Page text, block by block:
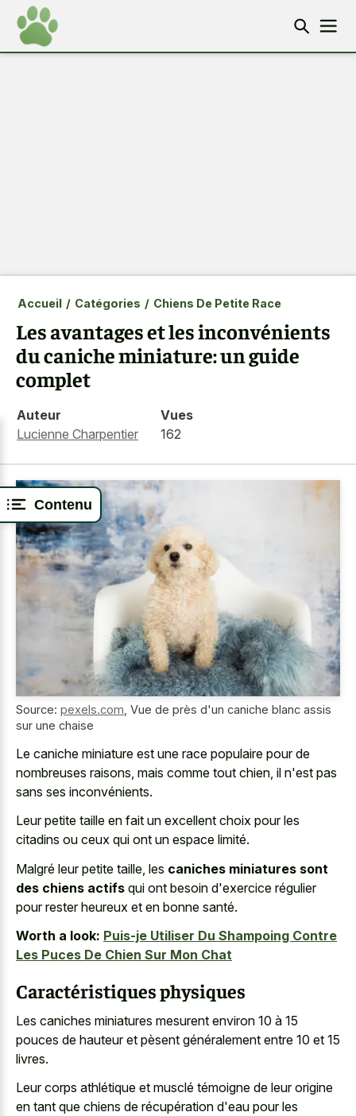
Contenu
Accueil / Catégories / Chiens De Petite Race
Les avantages et les inconvénients
du caniche miniature: un guide
complet
Auteur
Lucienne Charpentier
Vues
162
Source: pexels.com Vue de près d'un caniche blanc assis
sur une chaise
Le caniche miniature est une race populaire pour de
nombreuses raisons, mais comme tout chien, il n'est pas
sans ses inconvénients.
Leur petite taille en fait un excellent choix pour les
citadins ou ceux qui ont un espace limité.
Malgré leur petite taille, les caniches miniatures sont
des chiens actifs qui ont besoin d'exercice régulier
pour rester heureux et en bonne santé.
Worth a look: Puis-je Utiliser Du Shampoing Contre
Les Puces De Chien Sur Mon Chat
Caractéristiques physiques
Les caniches miniatures mesurent environ 10 à 15
pouces de hauteur et pèsent généralement entre 10 et 15
livres.
Leur corps athlétique et musclé témoigne de leur origine
en tant que chiens de récupération d'eau pour les